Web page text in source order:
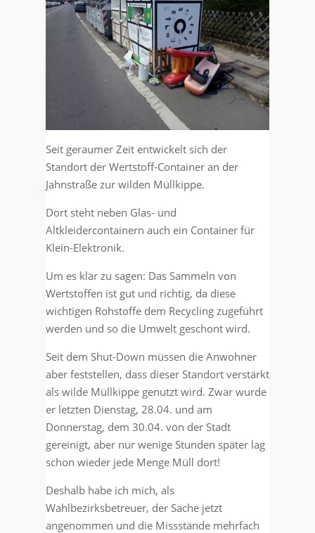
Seit geraumer Zeit entwickelt sich der
Standort der Wertstoff-Container an der
Jahnstraße zur wilden Müllkippe.
Dort steht neben Glas- und
Altkleidercontainern auch ein Container für
Klein-Elektronik.
Um es klar zu sagen: Das Sammeln von
Wertstoffen ist gut und richtig, da diese
wichtigen Rohstoffe dem Recycling zugeführt
werden und so die Umwelt geschont wird.
Seit dem Shut-Down müssen die Anwohner
aber feststellen, dass dieser Standort verstärkt
als wilde Müllkippe genutzt wird. Zwar wurde
er letzten Dienstag, 28.04. und am
Donnerstag, dem 30.04. von der Stadt
gereinigt, aber nur wenige Stunden später lag
schon wieder jede Menge Müll dort!
Deshalb habe ich mich, als
Wahlbezirksbetreuer, der Sache jetzt
angenommen und die Missstände mehrfach